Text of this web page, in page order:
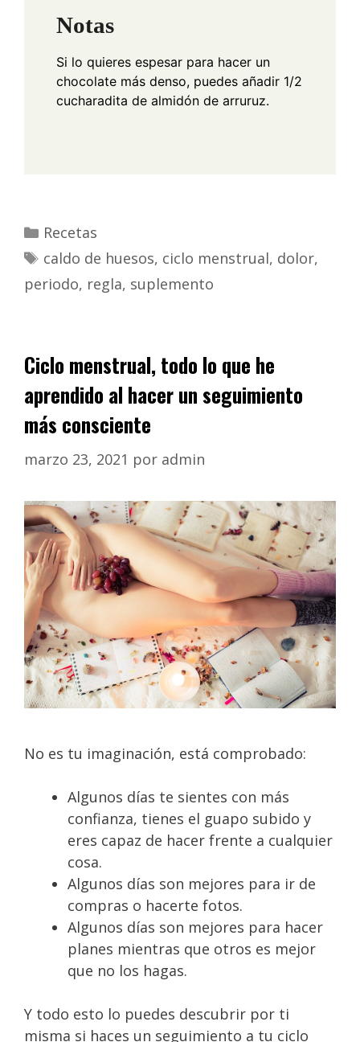
Notas
Si lo quieres espesar para hacer un
chocolate más denso, puedes añadir 1/2
cucharadita de almidón de arruruz.
Recetas
caldo de huesos, ciclo menstrual, dolor,
periodo, regla, suplemento
Ciclo menstrual, todo lo que he
aprendido al hacer un seguimiento
más consciente
marzo 23, 2021 por admin
No es tu imaginación, está comprobado:
Algunos días te sientes con más
confianza, tienes el guapo subido y
eres capaz de hacer frente a cualquier
cosa.
Algunos días son mejores para ir de
compras o hacerte fotos.
Algunos días son mejores para hacer
planes mientras que otros es mejor
que no los hagas.
Y todo esto lo puedes descubrir por ti
misma si haces un seguimiento a tu ciclo